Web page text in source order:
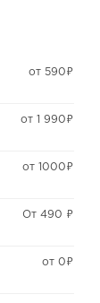
от 590₽
от 1 990₽
от 1000₽
‎От 490 ₽
от 0₽